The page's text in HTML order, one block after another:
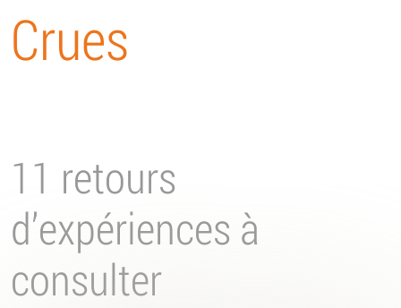
Crues
11 retours
d’expériences à
consulter